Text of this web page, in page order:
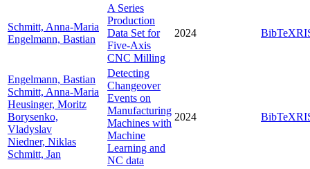
Schmitt, Anna-Maria
Engelmann, Bastian
A Series
Production
Data Set for
Five-Axis
CNC Milling
2024 BibTeX
Engelmann, Bastian
Schmitt, Anna-Maria
Heusinger, Moritz
Borysenko,
Vladyslav
Niedner, Niklas
Schmitt, Jan
Detecting
Changeover
Events on
Manufacturing
Machines with
Machine
Learning and
NC data
2024 BibTeX